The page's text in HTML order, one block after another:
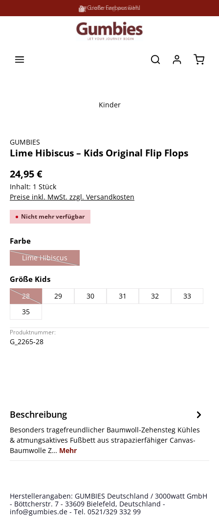
Große Farbauswahl
Lieferung per DHL
Kinder
GUMBIES
Lime Hibiscus – Kids Original Flip Flops
24,95 €
Inhalt: 1 Stück
Preise inkl. MwSt. zzgl. Versandkosten
Nicht mehr verfügbar
Farbeauswählen
Lime Hibiscus
(Diese Option ist zurzeit nicht verfügbar.)
Größe Kidsauswählen
28
(Diese Option ist zurzeit nicht verfügbar.)
29 30 31 32
33
35
Produktnummer:
G_2265-28
Beschreibung
Besonders tragefreundlicher Baumwoll-Zehensteg Kühles
& atmungsaktives Fußbett aus strapazierfähiger Canvas-
Baumwolle Z… Mehr
Herstellerangaben: GUMBIES Deutschland / 3000watt GmbH
- Böttcherstr. 7 - 33609 Bielefeld, Deutschland -
info@gumbies.de - Tel. 0521/329 332 99